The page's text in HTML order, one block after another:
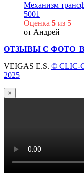
Механизм
5001
Оценка 5 из 5
от Андрей
ОТЗЫВЫ С ФОТО
VEIGAS E.S. © CLIC-
2025
×